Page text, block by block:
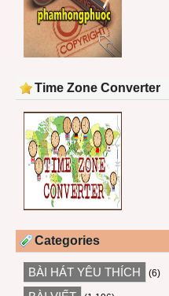
Time Zone Converter
Categories
BÀI HÁT YÊU THÍCH (6)